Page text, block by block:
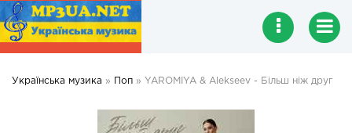
Українська музика » Поп » YAROMIYA & Alekseev - Більш ніж друг